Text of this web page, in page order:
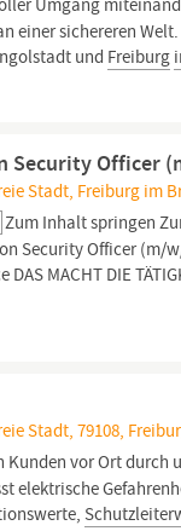
Um­gang
einer sichereren
und Frei­burg
Officer
Stadt, Freiburg im
Zum Inhalt springen
Security Officer (m/
MACHT DIE
Stadt, 79108,
Kunden vor Ort
elektrische